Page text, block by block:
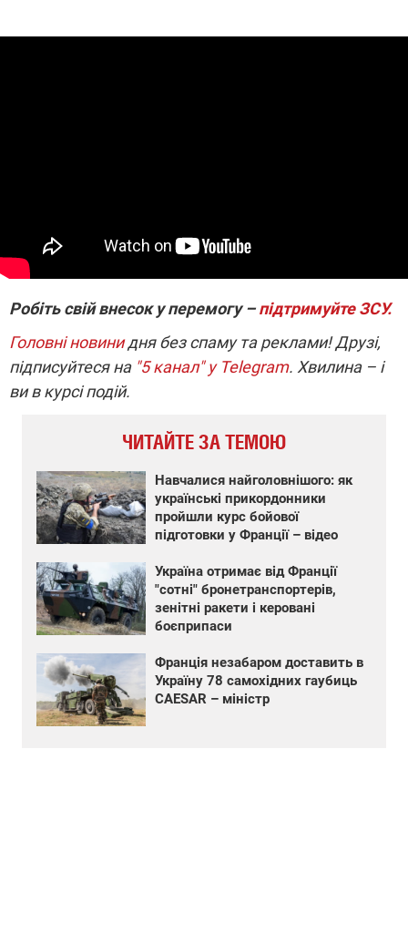
Робіть свій внесок у перемогу –підтримуйте ЗСУ.
Головні новинидня без спаму та реклами! Друзі,
підписуйтеся на "5 канал" у Telegram. Хвилина – і
ви в курсі подій.
ЧИТАЙТЕ ЗА ТЕМОЮ
Навчалися найголовнішого: як
українські прикордонники
пройшли курс бойової
підготовки у Франції – відео
Україна отримає від Франції
"сотні" бронетранспортерів,
зенітні ракети і керовані
боєприпаси
Франція незабаром доставить в
Україну 78 самохідних гаубиць
CAESAR – міністр